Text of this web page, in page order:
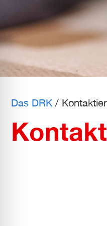
Das DRK /
freundlicher Modus
sicherer Modus